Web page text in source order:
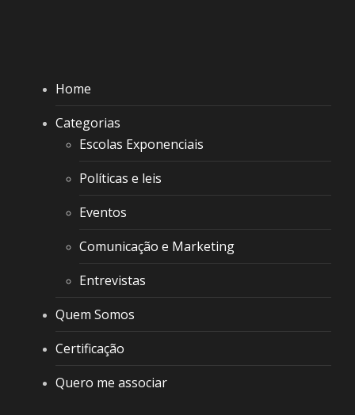
Home
Categorias
Escolas Exponenciais
Políticas e leis
Eventos
Comunicação e Marketing
Entrevistas
Quem Somos
Certificação
Quero me associar